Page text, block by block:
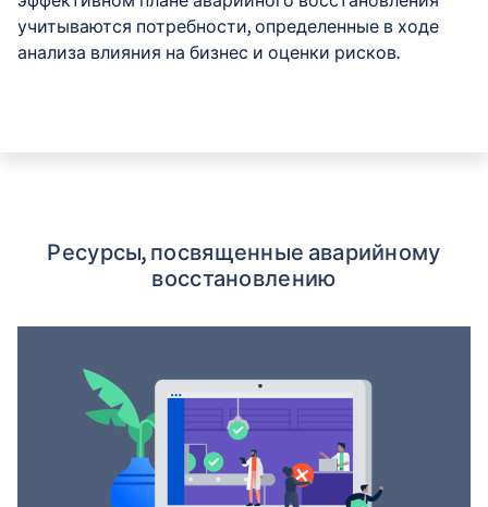
учитываются потребности, определенные в ходе
анализа влияния на бизнес и оценки рисков.
Ресурсы, посвященные аварийному
восстановлению